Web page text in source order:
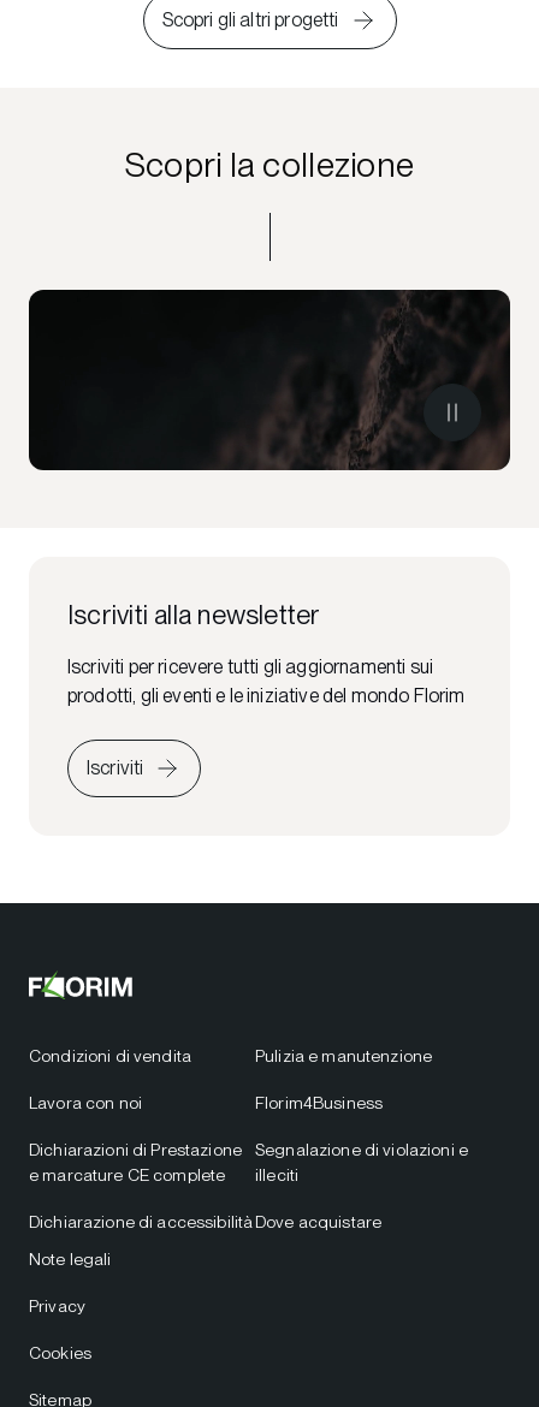
Scopri gli altri progetti
Scopri la collezione
Iscriviti alla newsletter
Iscriviti per ricevere tutti gli aggiornamenti sui
prodotti, gli eventi e le iniziative del mondo Florim
Iscriviti
Condizioni di vendita
Lavora con noi
Dichiarazioni di Prestazione
e marcature CE complete
Dichiarazione di accessibilità
Pulizia e manutenzione
Florim4Business
Segnalazione di violazioni e
illeciti
Dove acquistare
Note legali
Privacy
Cookies
Sitemap